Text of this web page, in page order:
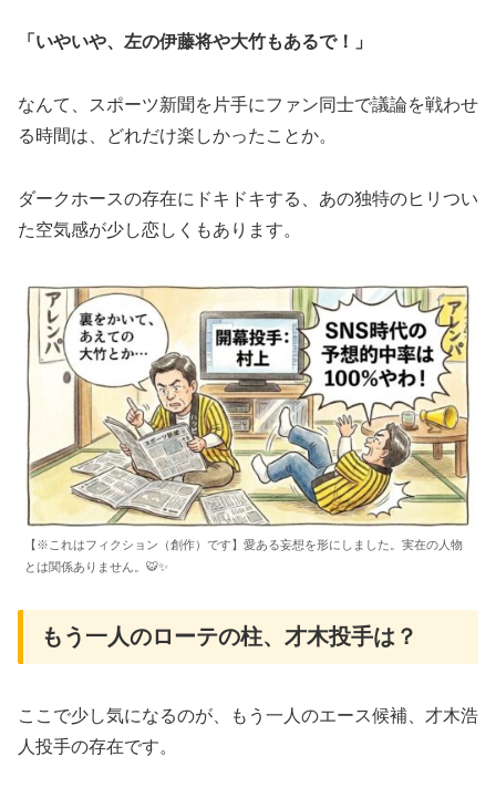
「いやいや、左の伊藤将や大竹もあるで！」
なんて、スポーツ新聞を片手にファン同士で議論を戦わせ
る時間は、どれだけ楽しかったことか。
ダークホースの存在にドキドキする、あの独特のヒリつい
た空気感が少し恋しくもあります。
【※これはフィクション（創作）です】愛ある妄想を形にしました。実在の人物
とは関係ありません。🐯✨
もう一人のローテの柱、才木投手は？
​ここで少し気になるのが、もう一人のエース候補、才木浩
人投手の存在です。